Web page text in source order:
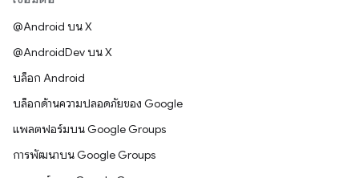
@Android บน X
@AndroidDev บน X
บล็อก Android
บล็อกด้านความปลอดภัยของ Google
แพลตฟอร์มบน Google Groups
การพัฒนาบน Google Groups